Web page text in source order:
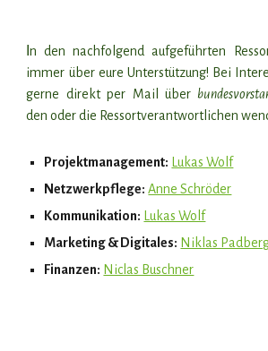
In den nachfolgend aufgeführten
immer über eure Unterstützung! Bei
gerne direkt per Mail über
den oder die Ressortverantwortlichen
Projektmanagement:
Lukas Wolf
Netzwerkpflege: Anne Schröder
Kommunikation:
Lukas Wolf
Marketing & Digitales: Niklas
Finanzen: Niclas Buschner